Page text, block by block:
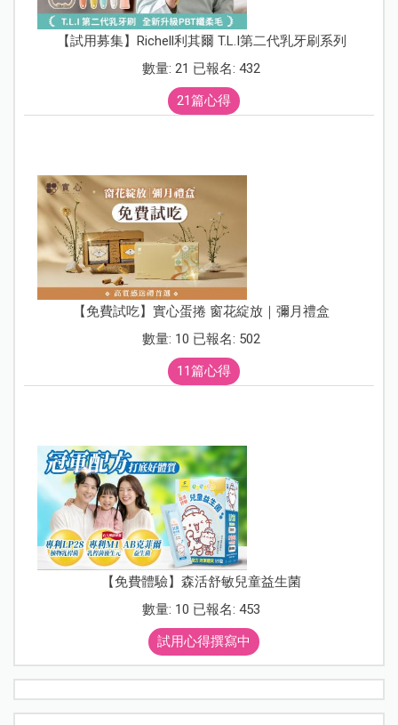
【試用募集】Richell利其爾 T.L.I第二代乳牙刷系列
數量: 21 已報名: 432
21篇心得
【免費試吃】實心蛋捲 窗花綻放｜彌月禮盒
數量: 10 已報名: 502
11篇心得
【免費體驗】森活舒敏兒童益生菌
數量: 10 已報名: 453
試用心得撰寫中